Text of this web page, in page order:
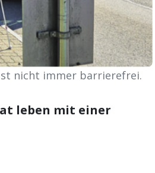
nicht immer barrierefrei.
leben mit einer